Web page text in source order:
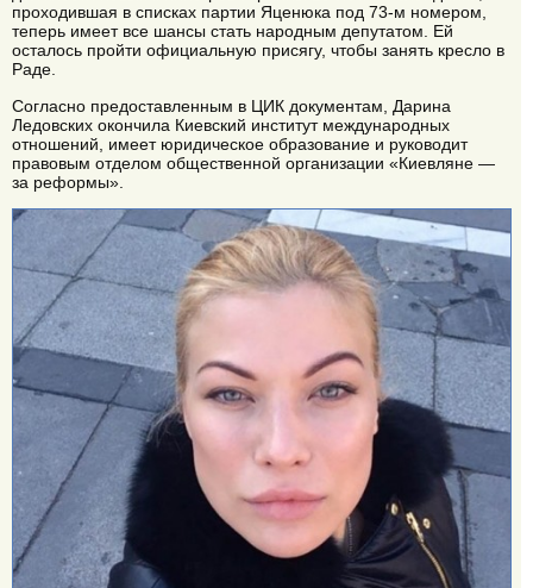
проходившая в списках партии Яценюка под 73-м номером,
теперь имеет все шансы стать народным депутатом. Ей
осталось пройти официальную присягу, чтобы занять кресло в
Раде.
Согласно предоставленным в ЦИК документам, Дарина
Ледовских окончила Киевский институт международных
отношений, имеет юридическое образование и руководит
правовым отделом общественной организации «Киевляне —
за реформы».